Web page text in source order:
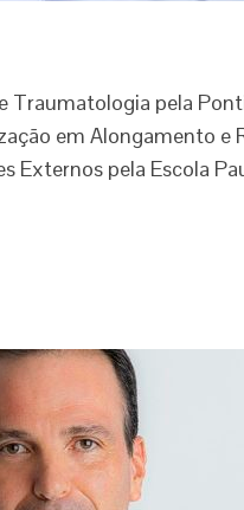
Traumatologia pela
em Alongamento e
Externos pela Escola